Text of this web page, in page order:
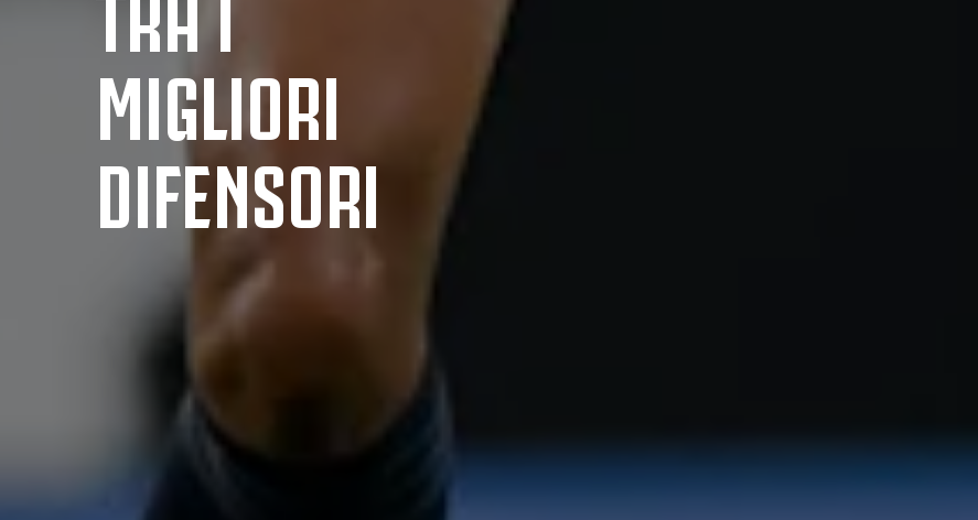
MIGLIORI
DIFENSORI